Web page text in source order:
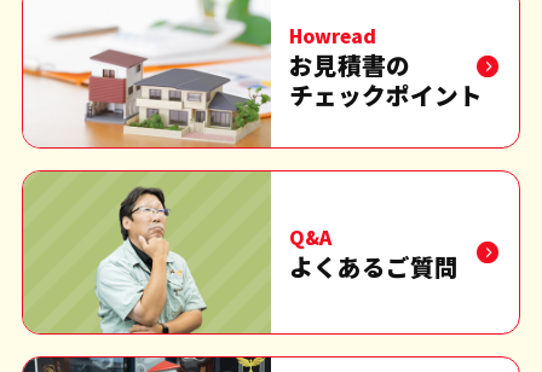
Howread
お見積書の
チェックポイント
Q&A
よくあるご質問